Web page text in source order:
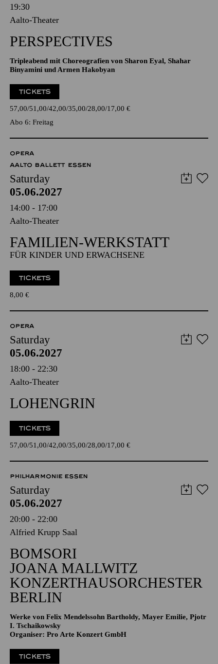
19:30
Aalto-Theater
PERSPECTIVES
Tripleabend mit Choreografien von Sharon Eyal, Shahar
Binyamini und Armen Hakobyan
TICKETS
57,00 51,00 42,00 35,00 28,00 17,00 €
Abo 6: Freitag
OPERA
AALTO BALLETT ESSEN
Saturday
05.06.2027
14:00 - 17:00
Aalto-Theater
FAMILIEN-WERKSTATT
FÜR KINDER UND ERWACHSENE
TICKETS
8,00 €
OPERA
Saturday
05.06.2027
18:00 - 22:30
Aalto-Theater
LOHENGRIN
TICKETS
57,00 51,00 42,00 35,00 28,00 17,00 €
PHILHARMONIE ESSEN
Saturday
05.06.2027
20:00 - 22:00
Alfried Krupp Saal
BOMSORI
JOANA MALLWITZ
KONZERTHAUSORCHESTER
BERLIN
Werke von Felix Mendelssohn Bartholdy, Mayer Emilie, Pjotr
I. Tschaikowsky
Organiser: Pro Arte Konzert GmbH
TICKETS